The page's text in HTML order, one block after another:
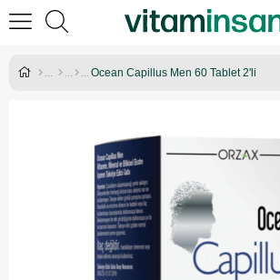
Ocean Capillus Men 60 Tablet 2'li